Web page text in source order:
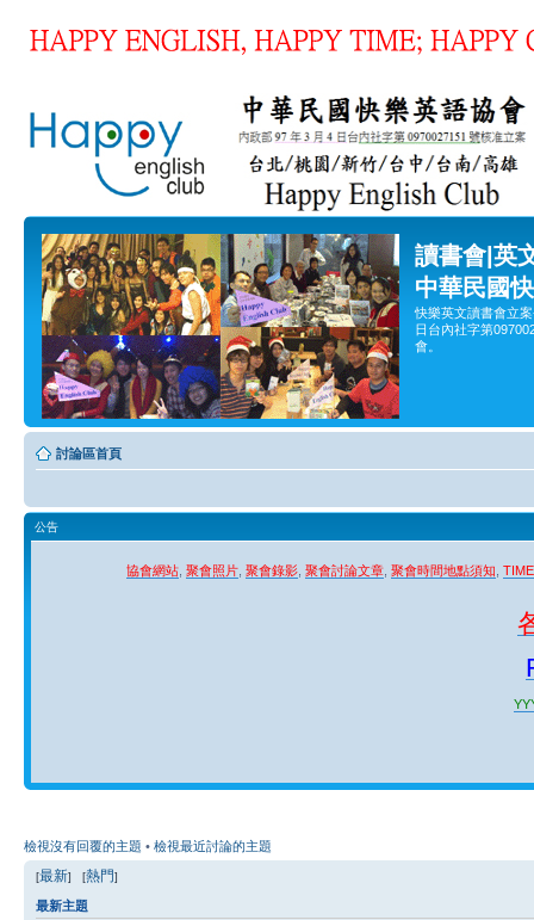
讀書會|英
中華民國
快樂英文讀書會立
日台內社字第
會。
討論區首頁
公告
協會網站 聚會照片 聚會錄影 聚會討論文章 聚會時間地點須知
檢視沒有回覆的主題 • 檢視最近討論的主題
[最新] [熱門]
最新主題